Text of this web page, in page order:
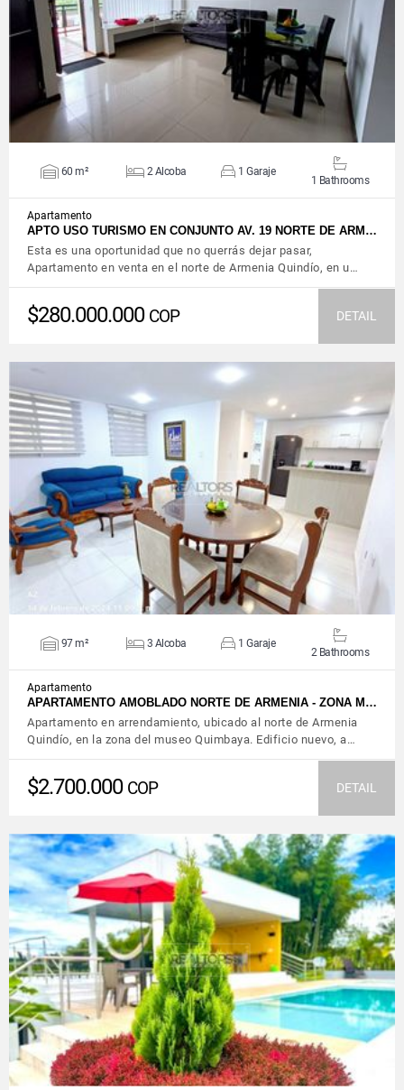
VIEW DETAILS
60 m² 2 Alcoba 1 Garaje
1 Bathrooms
Apartamento
APTO USO TURISMO EN CONJUNTO AV. 19 NORTE DE ARM…
Esta es una oportunidad que no querrás dejar pasar,
Apartamento en venta en el norte de Armenia Quindío, en u…
$280.000.000 COP DETAIL
VIEW DETAILS
97 m² 3 Alcoba 1 Garaje
2 Bathrooms
Apartamento
APARTAMENTO AMOBLADO NORTE DE ARMENIA - ZONA M…
Apartamento en arrendamiento, ubicado al norte de Armenia
Quindío, en la zona del museo Quimbaya. Edificio nuevo, a…
$2.700.000 COP DETAIL
VIEW DETAILS